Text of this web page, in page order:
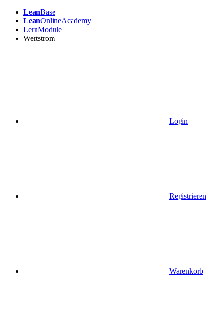
LeanBase
LeanOnlineAcademy
LernModule
Wertstrom
Login
Registrieren
Warenkorb